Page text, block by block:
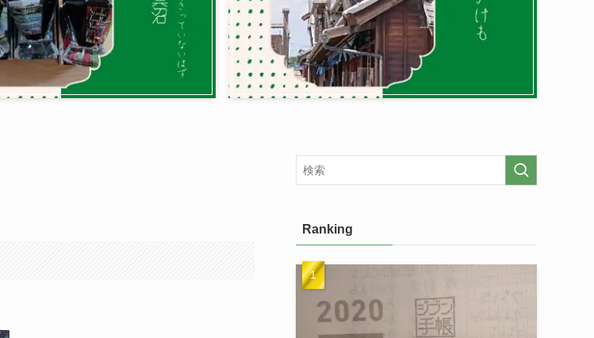
Ranking